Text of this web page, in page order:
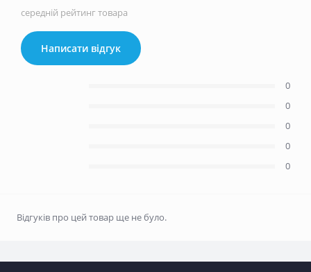
середній рейтинг товара
Написати відгук
0
0
0
0
0
Відгуків про цей товар ще не було.